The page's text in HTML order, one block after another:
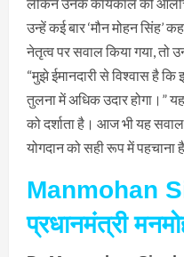
उन्हें कई बार ‘मौन मोहन सिंह’
नेतृत्व पर सवाल किया गया, तो
“मुझे ईमानदारी से विश्वास है
तुलना में अधिक उदार होगा।”
को दर्शाता है। आज भी यह
योगदान को सही रूप में पहचाना
Manmohan
प्रधानमंत्री